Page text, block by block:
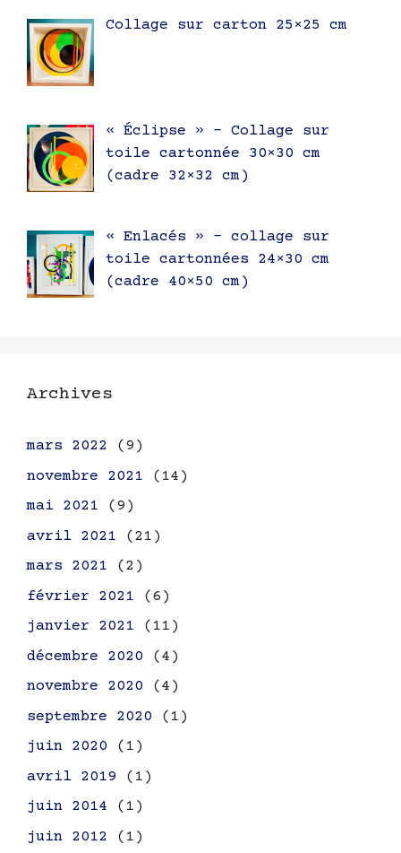
Collage sur carton 25×25 cm
« Éclipse » – Collage sur
toile cartonnée 30×30 cm
(cadre 32×32 cm)
« Enlacés » – collage sur
toile cartonnées 24×30 cm
(cadre 40×50 cm)
Archives
mars 2022
(9)
novembre 2021 (14)
mai 2021 (9)
avril 2021 (21)
mars 2021 (2)
février 2021 (6)
janvier 2021 (11)
décembre 2020 (4)
novembre 2020 (4)
septembre 2020 (1)
juin 2020 (1)
avril 2019 (1)
juin 2014 (1)
juin 2012
(1)